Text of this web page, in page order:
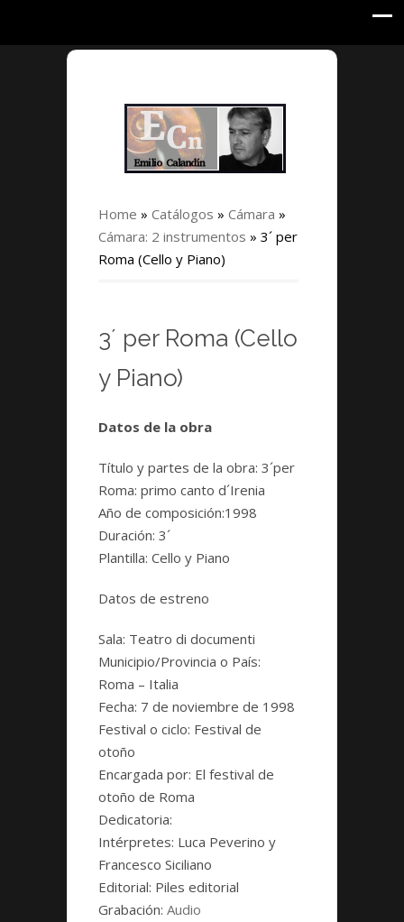
Home » Catálogos » Cámara »
Cámara: 2 instrumentos » 3´ per
Roma (Cello y Piano)
3´ per Roma (Cello
y Piano)
Datos de la obra
Título y partes de la obra: 3´per
Roma: primo canto d´Irenia
Año de composición:1998
Duración: 3´
Plantilla: Cello y Piano
Datos de estreno
Sala: Teatro di documenti
Municipio/Provincia o País:
Roma – Italia
Fecha: 7 de noviembre de 1998
Festival o ciclo: Festival de
otoño
Encargada por: El festival de
otoño de Roma
Dedicatoria:
Intérpretes: Luca Peverino y
Francesco Siciliano
Editorial: Piles editorial
Grabación: Audio